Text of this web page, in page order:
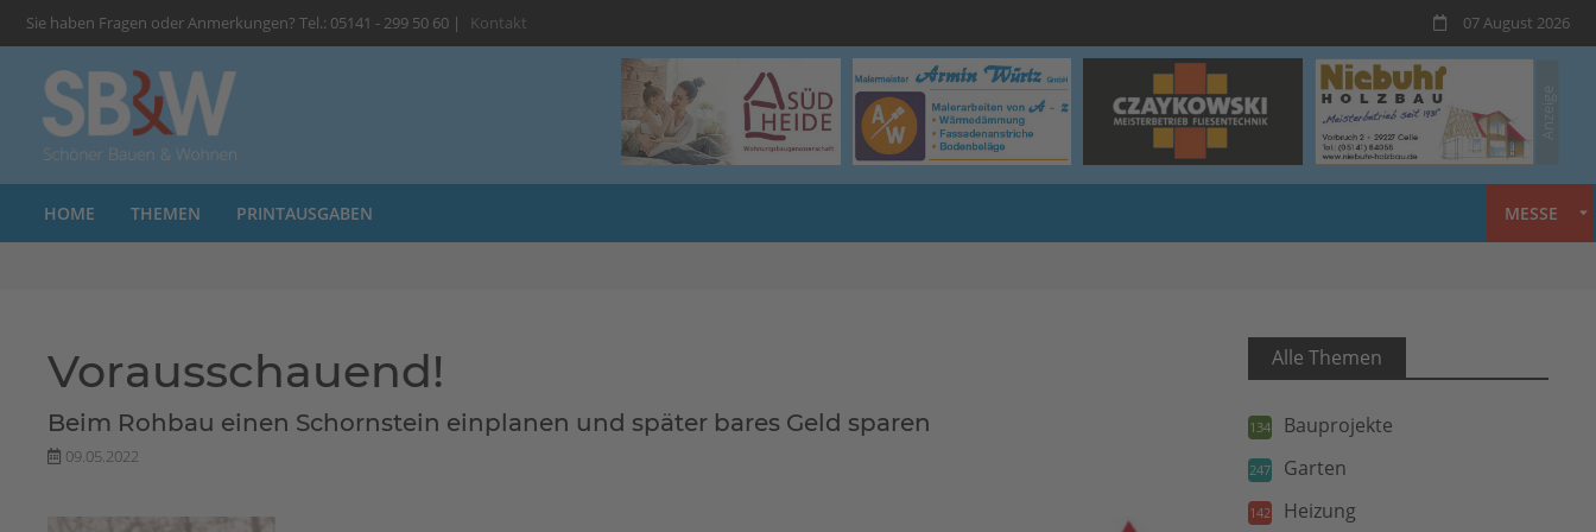
Sie haben Fragen oder Anmerkungen? Tel.: 05141 - 299 50 60 | Kontakt 07 August 2026
HOME THEMEN PRINTAUSGABEN MESSE
Vorausschauend!
Beim Rohbau einen Schornstein einplanen und später bares Geld sparen
09.05.2022
Alle Themen
134 Bauprojekte
247 Garten
142 Heizung